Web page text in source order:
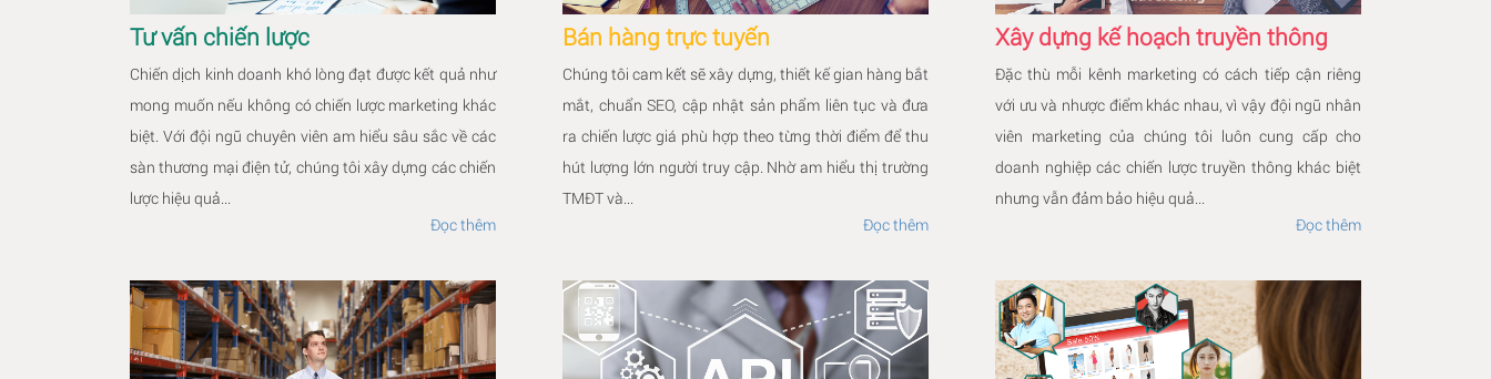
Tư vấn chiến lược
Chiến dịch kinh doanh khó lòng đạt được kết quả như
mong muốn nếu không có chiến lược marketing khác
biệt. Với đội ngũ chuyên viên am hiểu sâu sắc về các
sàn thương mại điện tử, chúng tôi xây dựng các chiến
lược hiệu quả...
Đọc thêm
Bán hàng trực tuyến
Chúng tôi cam kết sẽ xây dựng, thiết kế gian hàng bắt
mắt, chuẩn SEO, cập nhật sản phẩm liên tục và đưa
ra chiến lược giá phù hợp theo từng thời điểm để thu
hút lượng lớn người truy cập. Nhờ am hiểu thị trường
TMĐT và...
Đọc thêm
Xây dựng kế hoạch truyền thông
Đặc thù mỗi kênh marketing có cách tiếp cận riêng
với ưu và nhược điểm khác nhau, vì vậy đội ngũ nhân
viên marketing của chúng tôi luôn cung cấp cho
doanh nghiệp các chiến lược truyền thông khác biệt
nhưng vẫn đảm bảo hiệu quả...
Đọc thêm